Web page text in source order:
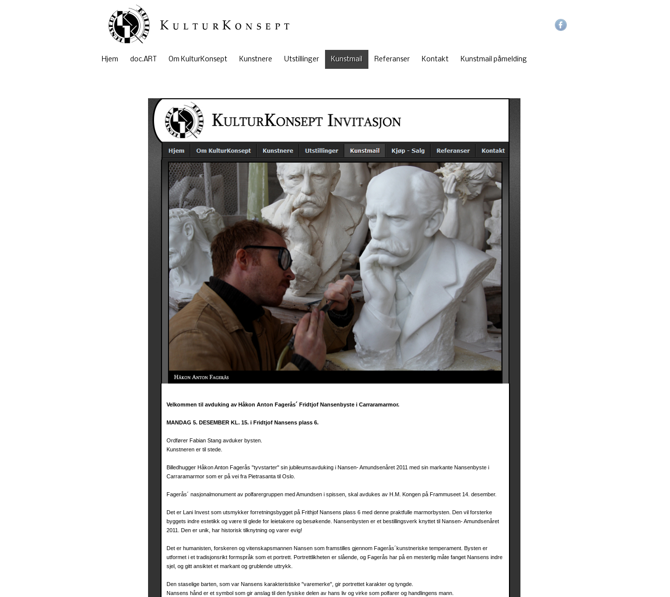
Hjem doc.ART Om KulturKonsept Kunstnere Utstillinger Kunstmail Referanser Kontakt Kunstmail påmelding
Velkommen til avduking av Håkon Anton Fagerås´ Fridtjof Nansenbyste i Carraramarmor.
MANDAG 5. DESEMBER KL. 15. i Fridtjof Nansens plass 6.
Ordfører Fabian Stang avduker bysten.
Kunstneren er til stede.
Billedhugger Håkon Anton Fagerås "tyvstarter" sin jubileumsavduking i Nansen- Amundsenåret 2011 med sin markante Nansenbyste i
Carraramarmor som er på vei fra Pietrasanta til Oslo.
Fagerås´ nasjonalmonument av polfarergruppen med Amundsen i spissen, skal avdukes av H.M. Kongen på Frammuseet 14. desember.
Det er Lani Invest som utsmykker forretningsbygget på Frithjof Nansens plass 6 med denne praktfulle marmorbysten. Den vil forsterke
byggets indre estetikk og være til glede for leietakere og besøkende. Nansenbysten er et bestillingsverk knyttet til Nansen- Amundsenåret
2011. Den er unik, har historisk tilknytning og varer evig!
Det er humanisten, forskeren og vitenskapsmannen Nansen som framstilles gjennom Fagerås´kunstneriske temperament. Bysten er
utformet i et tradisjonsrikt formspråk som et portrett. Portrettlikheten er slående, og Fagerås har på en mesterlig måte fanget Nansens indre
sjel, og gitt ansiktet et markant og grublende uttrykk.
Den staselige barten, som var Nansens karakteristiske "varemerke", gir portrettet karakter og tyngde.
Nansens hånd er et symbol som gir anslag til den fysiske delen av hans liv og virke som polfarer og handlingens mann.